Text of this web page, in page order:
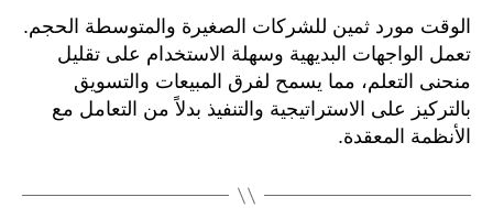
الوقت مورد ثمين للشركات الصغيرة والمتوسطة الحجم.
تعمل الواجهات البديهية وسهلة الاستخدام على تقليل
منحنى التعلم، مما يسمح لفرق المبيعات والتسويق
بالتركيز على الاستراتيجية والتنفيذ بدلاً من التعامل مع
الأنظمة المعقدة.